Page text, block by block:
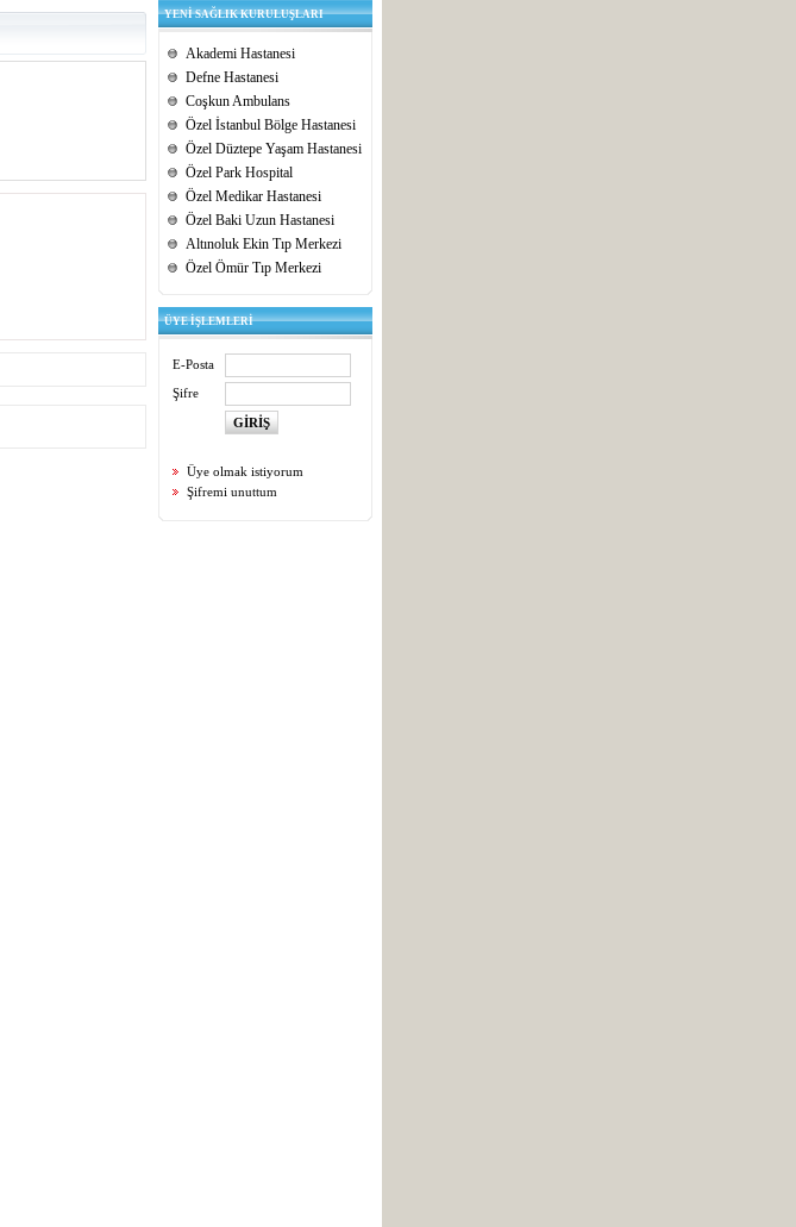
YENİ SAĞLIK KURULUŞLARI
Akademi Hastanesi
Defne Hastanesi
Coşkun Ambulans
Özel İstanbul Bölge Hastanesi
Özel Düztepe Yaşam Hastanesi
Özel Park Hospital
Özel Medikar Hastanesi
Özel Baki Uzun Hastanesi
Altınoluk Ekin Tıp Merkezi
Özel Ömür Tıp Merkezi
ÜYE İŞLEMLERİ
E-Posta
Şifre
Üye olmak istiyorum
Şifremi unuttum